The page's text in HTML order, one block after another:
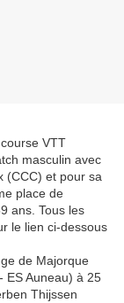
VTT
masculin avec
(CCC) et pour sa
place de
ans. Tous les
le lien ci-dessous
de Majorque
ES Auneau) à 25
Thijssen